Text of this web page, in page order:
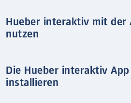
Hueber interaktiv mit der
nutzen
Die Hueber interaktiv App
installieren